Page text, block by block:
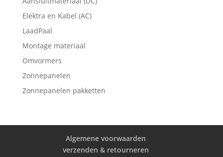
Elektra en Kabel (AC)
LaadPaal
Montage materiaal
Omvormers
Zonnepanelen
Zonnepanelen pakketten
Algemene voorwaarden
verzenden & retourneren